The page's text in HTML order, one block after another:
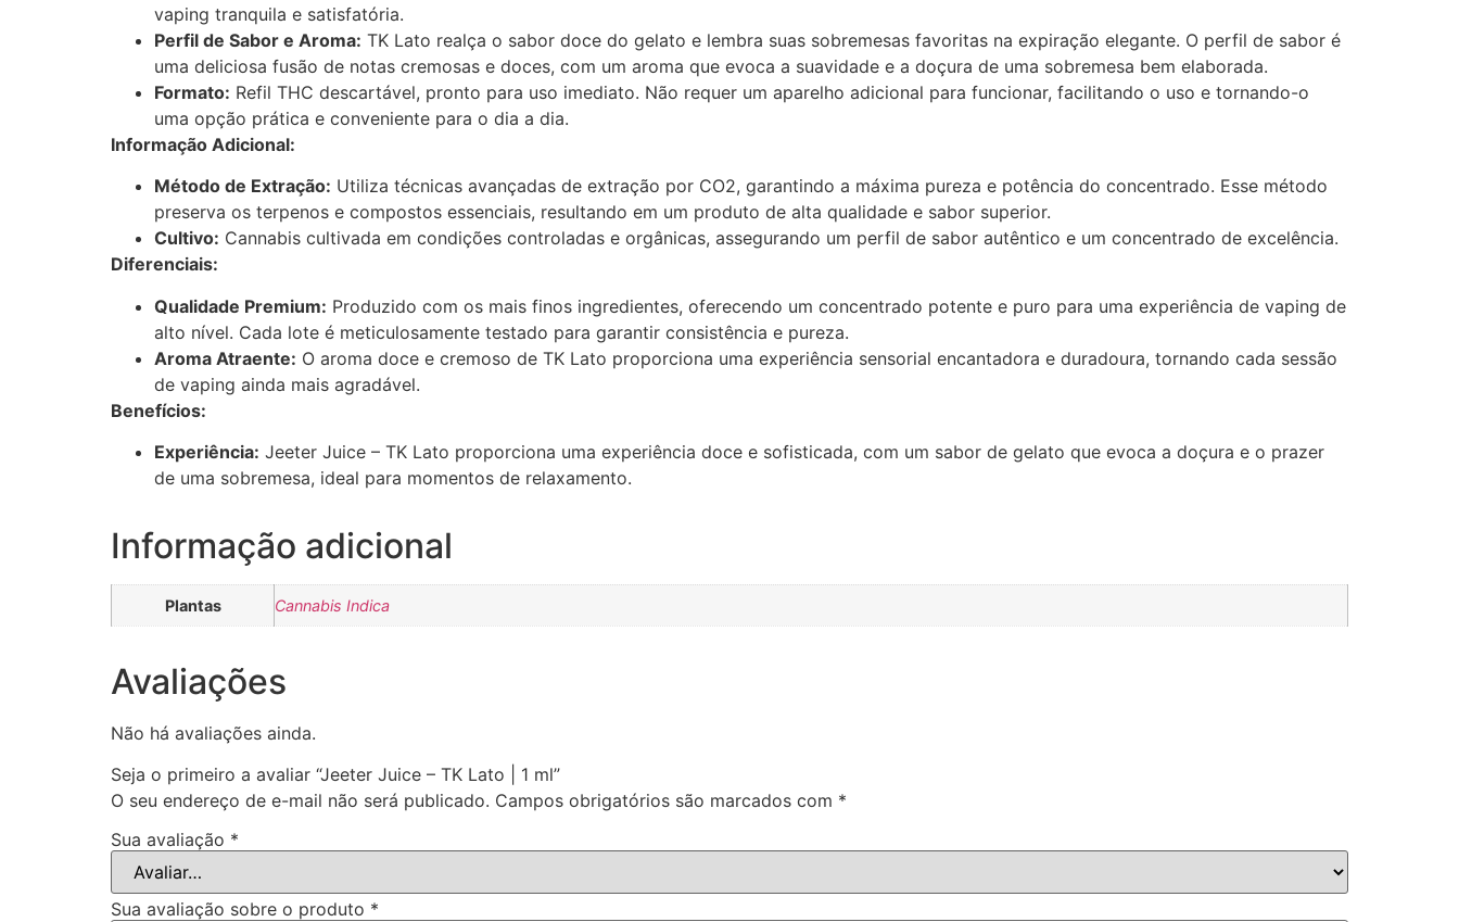
vaping tranquila e satisfatória.
Perfil de Sabor e Aroma: TK Lato realça o sabor doce do gelato e lembra suas sobremesas favoritas na expiração elegante. O perfil de sabor é
uma deliciosa fusão de notas cremosas e doces, com um aroma que evoca a suavidade e a doçura de uma sobremesa bem elaborada.
Formato: Refil THC descartável, pronto para uso imediato. Não requer um aparelho adicional para funcionar, facilitando o uso e tornando-o
uma opção prática e conveniente para o dia a dia.
Informação Adicional:
Método de Extração: Utiliza técnicas avançadas de extração por CO2, garantindo a máxima pureza e potência do concentrado. Esse método
preserva os terpenos e compostos essenciais, resultando em um produto de alta qualidade e sabor superior.
Cultivo: Cannabis cultivada em condições controladas e orgânicas, assegurando um perfil de sabor autêntico e um concentrado de excelência.
Diferenciais:
Qualidade Premium: Produzido com os mais finos ingredientes, oferecendo um concentrado potente e puro para uma experiência de vaping de
alto nível. Cada lote é meticulosamente testado para garantir consistência e pureza.
Aroma Atraente: O aroma doce e cremoso de TK Lato proporciona uma experiência sensorial encantadora e duradoura, tornando cada sessão
de vaping ainda mais agradável.
Benefícios:
Experiência: Jeeter Juice – TK Lato proporciona uma experiência doce e sofisticada, com um sabor de gelato que evoca a doçura e o prazer
de uma sobremesa, ideal para momentos de relaxamento.
Informação adicional
Plantas Cannabis Indica
Avaliações
Não há avaliações ainda.
Seja o primeiro a avaliar “Jeeter Juice – TK Lato | 1 ml”
O seu endereço de e-mail não será publicado. Campos obrigatórios são marcados com *
Sua avaliação *
Sua avaliação sobre o produto *